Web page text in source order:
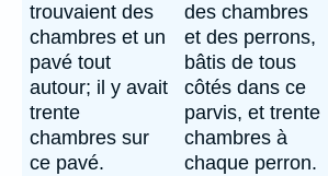
trouvaient des
chambres et un
pavé tout
autour; il y avait
trente
chambres sur
ce pavé.
des chambres
et des perrons,
bâtis de tous
côtés dans ce
parvis, et trente
chambres à
chaque perron.